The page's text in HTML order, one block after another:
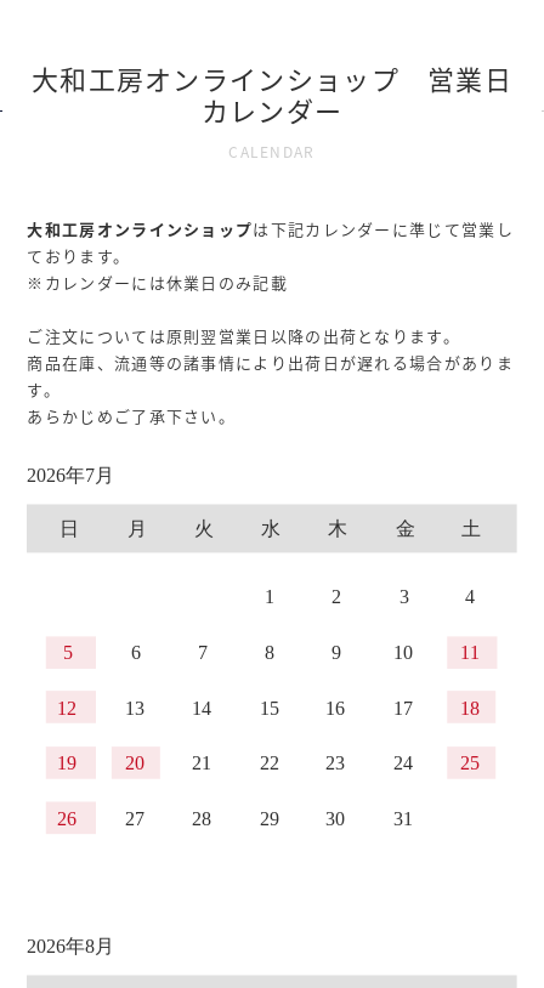
大和工房オンラインショップ 営業日
カレンダー
CALENDAR
大和工房オンラインショップは下記カレンダーに準じて営業し
ております。
※カレンダーには休業日のみ記載
ご注文については原則翌営業日以降の出荷となります。
商品在庫、流通等の諸事情により出荷日が遅れる場合がありま
す。
あらかじめご了承下さい。